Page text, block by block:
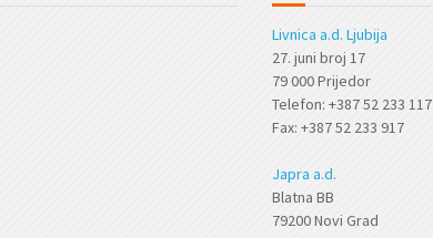
Livnica a.d. Ljubija
27. juni broj 17
79 000 Prijedor
Telefon: +387 52 233 117
Fax: +387 52 233 917
Japra a.d.
Blatna BB
79200 Novi Grad